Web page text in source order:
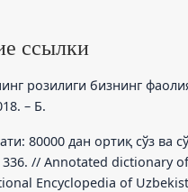
ссылки
розилиги бизнинг
– Б.
80000 дан ортиқ сўз ва
336. // Annotated dictionary
Encyclopedia of